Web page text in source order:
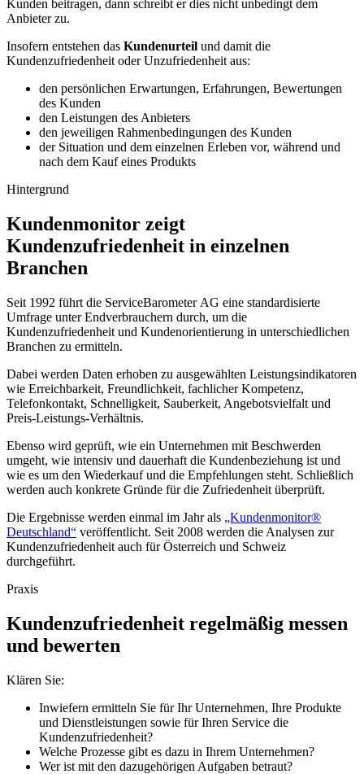
Kunden beitragen, dann schreibt er dies nicht unbedingt dem
Anbieter zu.
Insofern entstehen das Kundenurteil und damit die
Kundenzufriedenheit oder Unzufriedenheit aus:
den persönlichen Erwartungen, Erfahrungen, Bewertungen
des Kunden
den Leistungen des Anbieters
den jeweiligen Rahmenbedingungen des Kunden
der Situation und dem einzelnen Erleben vor, während und
nach dem Kauf eines Produkts
Hintergrund
Kundenmonitor zeigt
Kundenzufriedenheit in einzelnen
Branchen
Seit 1992 führt die ServiceBarometer AG eine standardisierte
Umfrage unter Endverbrauchern durch, um die
Kundenzufriedenheit und Kundenorientierung in unterschiedlichen
Branchen zu ermitteln.
Dabei werden Daten erhoben zu ausgewählten Leistungsindikatoren
wie Erreichbarkeit, Freundlichkeit, fachlicher Kompetenz,
Telefonkontakt, Schnelligkeit, Sauberkeit, Angebotsvielfalt und
Preis-Leistungs-Verhältnis.
Ebenso wird geprüft, wie ein Unternehmen mit Beschwerden
umgeht, wie intensiv und dauerhaft die Kundenbeziehung ist und
wie es um den Wiederkauf und die Empfehlungen steht. Schließlich
werden auch konkrete Gründe für die Zufriedenheit überprüft.
Die Ergebnisse werden einmal im Jahr als „Kundenmonitor®
Deutschland“ veröffentlicht. Seit 2008 werden die Analysen zur
Kundenzufriedenheit auch für Österreich und Schweiz
durchgeführt.
Praxis
Kundenzufriedenheit regelmäßig messen
und bewerten
Klären Sie:
Inwiefern ermitteln Sie für Ihr Unternehmen, Ihre Produkte
und Dienstleistungen sowie für Ihren Service die
Kundenzufriedenheit?
Welche Prozesse gibt es dazu in Ihrem Unternehmen?
Wer ist mit den dazugehörigen Aufgaben betraut?